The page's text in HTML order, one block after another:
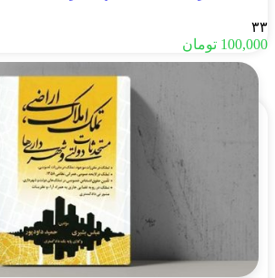
۳۳
100,000 تومان